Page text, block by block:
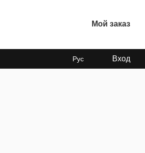
Мой заказ
Рус Вход